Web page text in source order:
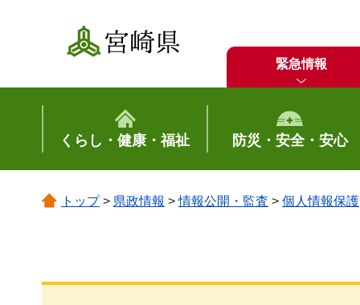
宮崎県
緊急情報
くらし・健康・福祉 防災・安全・安心
トップ> 県政情報 >情報公開・監査 > 個人情報保護